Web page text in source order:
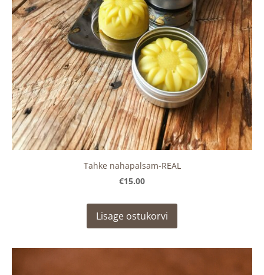
Tahke nahapalsam-REAL
€15.00
Lisage ostukorvi